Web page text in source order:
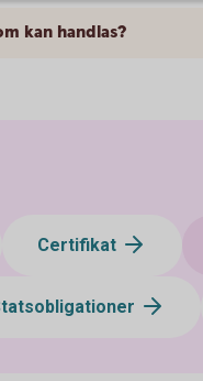
kan handlas?
Certifikat